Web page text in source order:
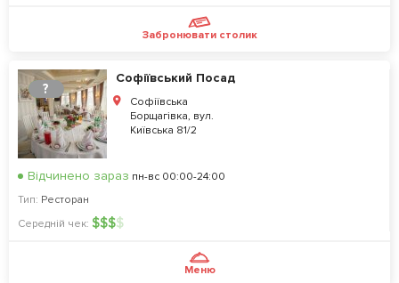
Забронювати столик
?
Софіївський Посад
Софіївська
Борщагівка, вул.
Київська 81/2
Відчинено зараз пн-вс 00:00-24:00
Тип: Ресторан
Середній чек: $$$$
Меню